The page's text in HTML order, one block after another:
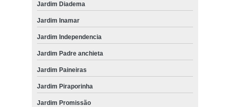
Jardim Diadema
Jardim Inamar
Jardim Independencia
Jardim Padre anchieta
Jardim Paineiras
Jardim Piraporinha
Jardim Promissão